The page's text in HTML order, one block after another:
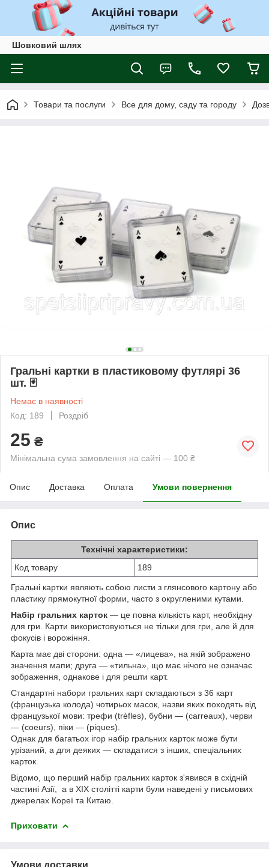
Шовковий шлях
Товари та послуги Все для дому, саду та городу
Гральні картки в пластиковому футлярі 36
шт. 🃏
Немає в наявності
Код: 189
Роздріб
25 ₴
Мінімальна сума замовлення на сайті — 100 ₴
Опис Доставка Оплата Умови повернення
Опис
Технічні характеристики:
Код товару
189
Гральні картки являють собою листи з глянсового картону або
пластику прямокутної форми, часто з округленими кутами.
Набір гральних карток — це повна кількість карт, необхідну
для гри. Карти використовуються не тільки для гри, але й для
фокусів і ворожіння.
Карта має дві сторони: одна — «лицева», на якій зображено
значення мапи; друга — «тильна», що має нічого не означає
зображення, однакове і для решти карт.
Стандартні набори гральних карт складаються з 36 карт
(французька колода) чотирьох масок, назви яких походять від
французької мови: трефи (trèfles), бубни — (carreaux), черви
— (coeurs), піки — (piques).
Однак для багатьох ігор набір гральних карток може бути
урізаний, а для деяких — складатися з інших, спеціальних
карток.
Відомо, що перший набір гральних карток з'явився в східній
частині Азії, а в XIX столітті карти були наведені у письмових
джерелах Кореї та Китаю.
Приховати
Умови доставки